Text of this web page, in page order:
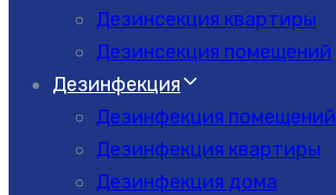
Дезинсекция квартиры
Дезинсекция помещений
Дезинфекция
Дезинфекция помещений
Дезинфекция квартиры
Дезинфекция дома